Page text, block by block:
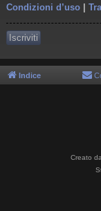
Condizioni d’uso |
Iscriviti
Indice
Creato da